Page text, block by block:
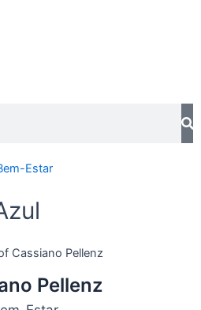
Estar
Pellenz